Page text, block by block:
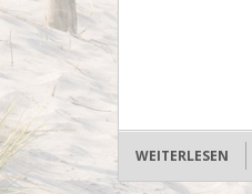
WEITERLESEN